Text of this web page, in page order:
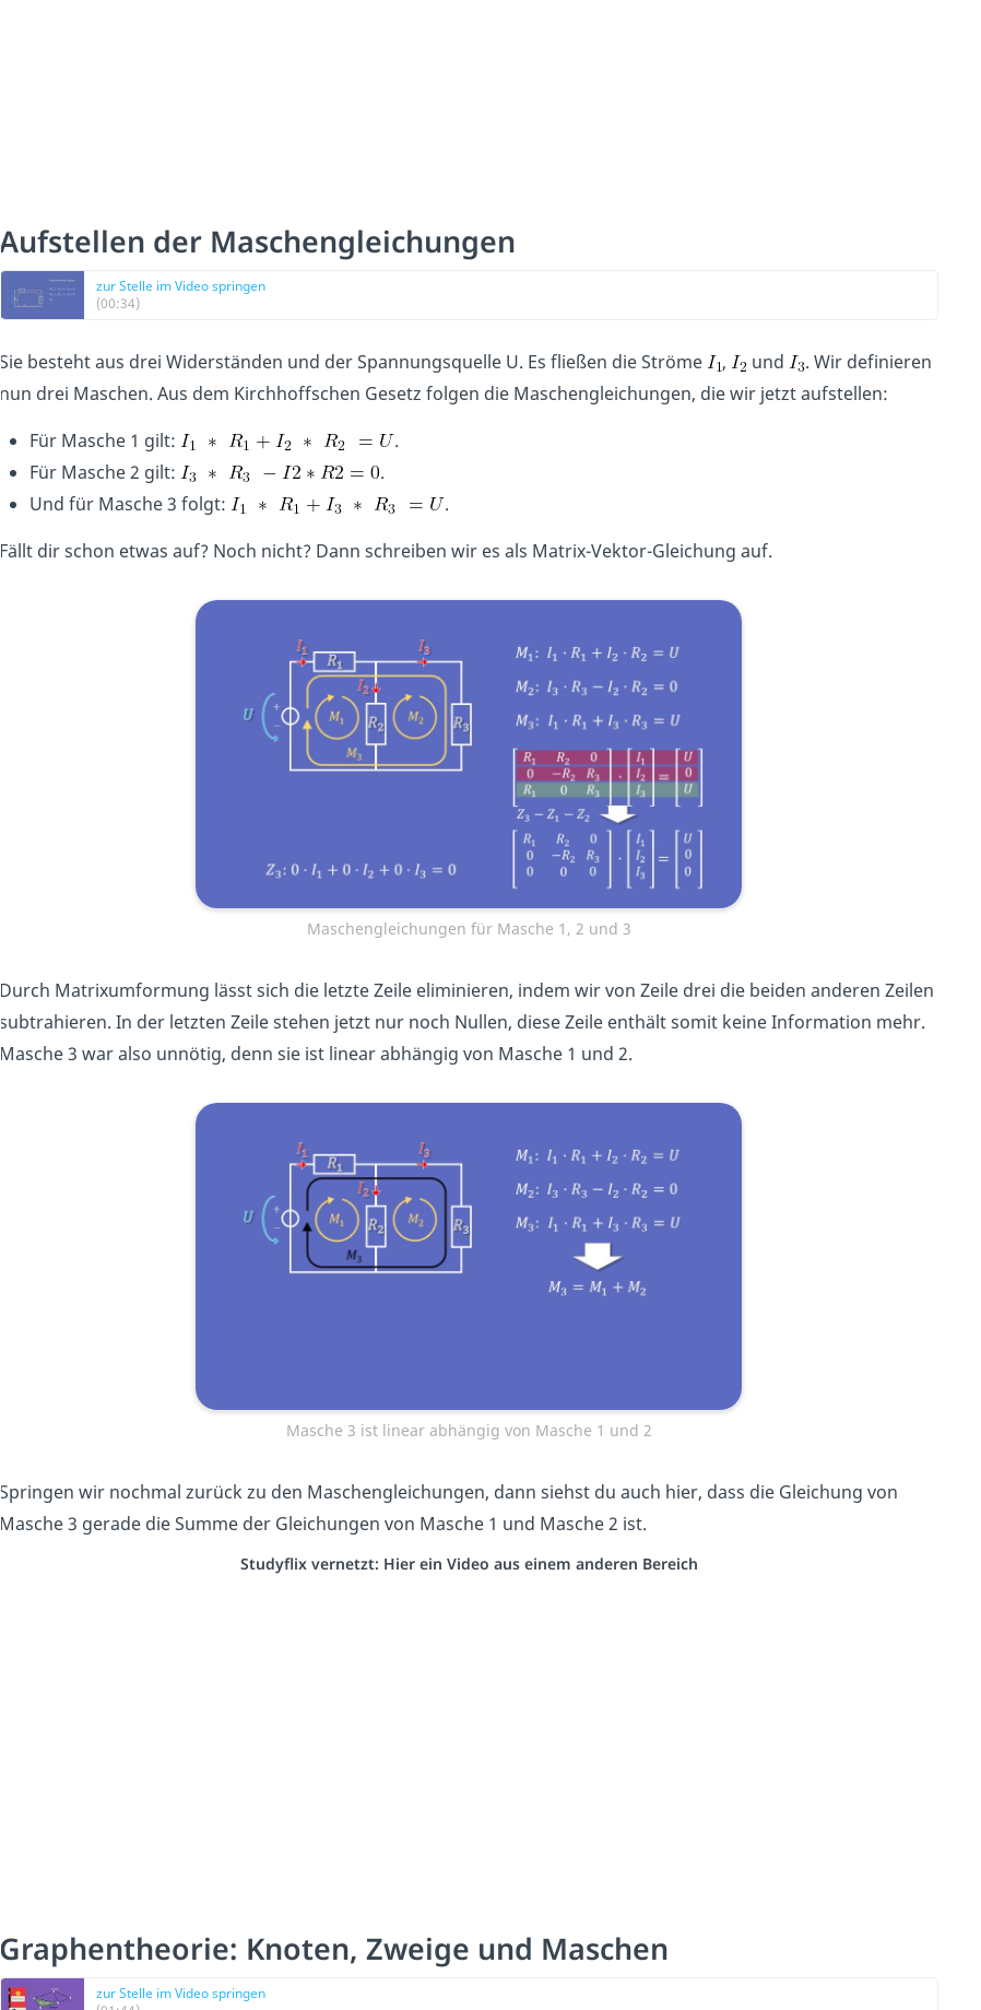
Aufstellen der Maschengleichungen
zur Stelle im Video springen
(00:34)
Sie besteht aus drei Widerständen und der Spannungsquelle U. Es fließen die Ströme , und
. Wir definieren
nun drei Maschen. Aus dem Kirchhoffschen Gesetz folgen die Maschengleichungen, die wir jetzt aufstellen:
Für Masche 1 gilt:
.
Für Masche 2 gilt:
.
Und für Masche 3 folgt:
.
Fällt dir schon etwas auf? Noch nicht? Dann schreiben wir es als Matrix-Vektor-Gleichung auf.
Maschengleichungen für Masche 1, 2 und 3
Durch Matrixumformung lässt sich die letzte Zeile eliminieren, indem wir von Zeile drei die beiden anderen Zeilen
subtrahieren. In der letzten Zeile stehen jetzt nur noch Nullen, diese Zeile enthält somit keine Information mehr.
Masche 3 war also unnötig, denn sie ist linear abhängig von Masche 1 und 2.
Masche 3 ist linear abhängig von Masche 1 und 2
Springen wir nochmal zurück zu den Maschengleichungen, dann siehst du auch hier, dass die Gleichung von
Masche 3 gerade die Summe der Gleichungen von Masche 1 und Masche 2 ist.
Studyflix vernetzt: Hier ein Video aus einem anderen Bereich
Graphentheorie: Knoten, Zweige und Maschen
zur Stelle im Video springen